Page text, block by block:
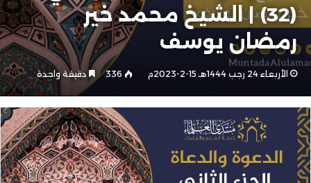
(32) | الشيخ محمد خير
رمضان يوسف
الأربعاء 24 رجب 1444هـ 15-2-2023م 336 دقيقة واحدة